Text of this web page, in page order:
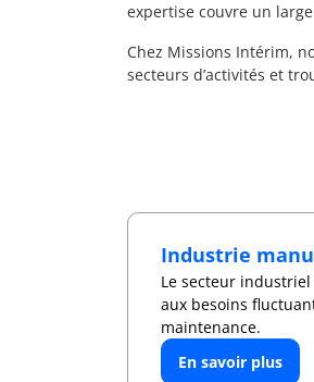
expertise couvre un
Chez Missions Intérim,
secteurs d’activités et
Industrie
Le secteur
aux besoins
maintenance.
En savoir plus